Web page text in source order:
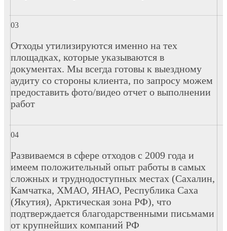
Отходы утилизируются именно на тех
площадках, которые указываются в
документах. Мы всегда готовы к выездному
аудиту со стороны клиента, по запросу можем
предоставить фото/видео отчет о выполнении
работ
Развиваемся в сфере отходов с 2009 года и
имеем положительный опыт работы в самых
сложных и труднодоступных местах (Сахалин,
Камчатка, ХМАО, ЯНАО, Республика Саха
(Якутия), Арктическая зона РФ), что
подтверждается благодарственными письмами
от крупнейших компаний РФ